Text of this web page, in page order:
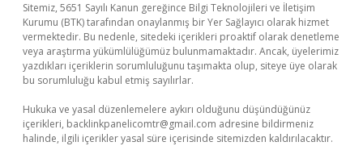
Sitemiz, 5651 Sayılı Kanun gereğince Bilgi Teknolojileri ve İletişim
Kurumu (BTK) tarafından onaylanmış bir Yer Sağlayıcı olarak hizmet
vermektedir. Bu nedenle, sitedeki içerikleri proaktif olarak denetleme
veya araştırma yükümlülüğümüz bulunmamaktadır. Ancak, üyelerimiz
yazdıkları içeriklerin sorumluluğunu taşımakta olup, siteye üye olarak
bu sorumluluğu kabul etmiş sayılırlar.
Hukuka ve yasal düzenlemelere aykırı olduğunu düşündüğünüz
içerikleri, backlinkpanelicomtr@gmail.com adresine bildirmeniz
halinde, ilgili içerikler yasal süre içerisinde sitemizden kaldırılacaktır.